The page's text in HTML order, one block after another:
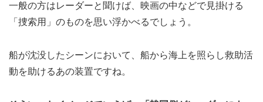
一般の方はレーダーと聞けば、映画の中などで見掛ける
「捜索用」のものを思い浮かべるでしょう。
船が沈没したシーンにおいて、船から海上を照らし救助活
動を助けるあの装置ですね。